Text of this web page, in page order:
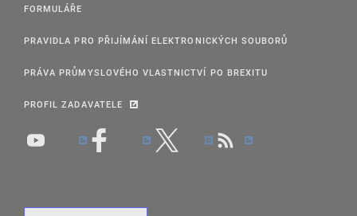
FORMULÁŘE
PRAVIDLA PRO PŘIJÍMÁNÍ ELEKTRONICKÝCH SOUBORŮ
PRÁVA PRŮMYSLOVÉHO VLASTNICTVÍ PO BREXITU
PROFIL ZADAVATELE